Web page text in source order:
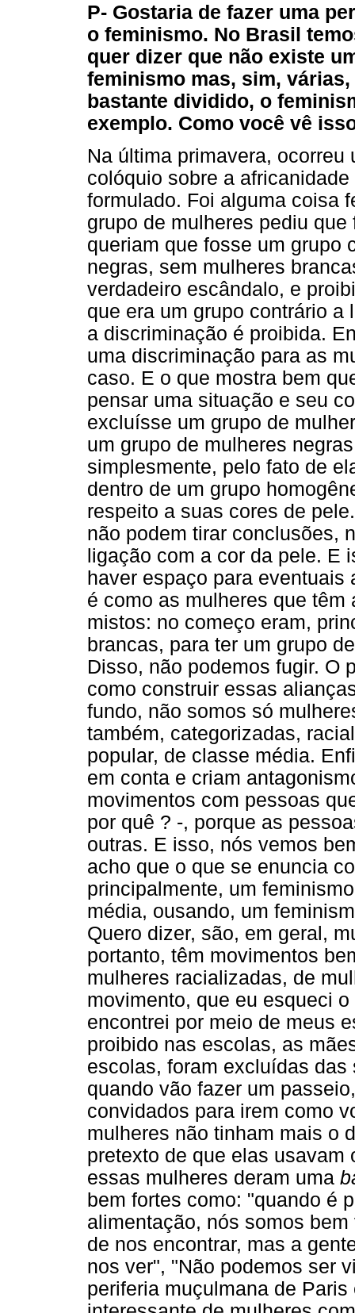
P- Gostaria de fazer uma
o feminismo. No Brasil
quer dizer que não existe
feminismo mas, sim,
bastante dividido, o
exemplo. Como você vê
Na última primavera,
colóquio sobre a
formulado. Foi alguma coisa
grupo de mulheres pediu
queriam que fosse um grupo
negras, sem mulheres
verdadeiro escândalo, e
que era um grupo contrário
a discriminação é proibida.
uma discriminação para as
caso. E o que mostra bem
pensar uma situação e seu
excluísse um grupo de
um grupo de mulheres
simplesmente, pelo fato de
dentro de um grupo
respeito a suas cores de
não podem tirar conclusões,
ligação com a cor da pele. E
haver espaço para
é como as mulheres que
mistos: no começo eram,
brancas, para ter um grupo
Disso, não podemos fugir. O
como construir essas
fundo, não somos só
também, categorizadas,
popular, de classe média.
em conta e criam
movimentos com pessoas
por quê ? -, porque as
outras. E isso, nós vemos
acho que o que se enuncia
principalmente, um
média, ousando, um
Quero dizer, são, em geral,
portanto, têm movimentos
mulheres racializadas, de
movimento, que eu esqueci
encontrei por meio de meus
proibido nas escolas, as
escolas, foram excluídas
quando vão fazer um
convidados para irem como
mulheres não tinham mais o
pretexto de que elas usavam
essas mulheres deram uma
bem fortes como: "quando é
alimentação, nós somos
de nos encontrar, mas a
nos ver", "Não podemos ser
periferia muçulmana de